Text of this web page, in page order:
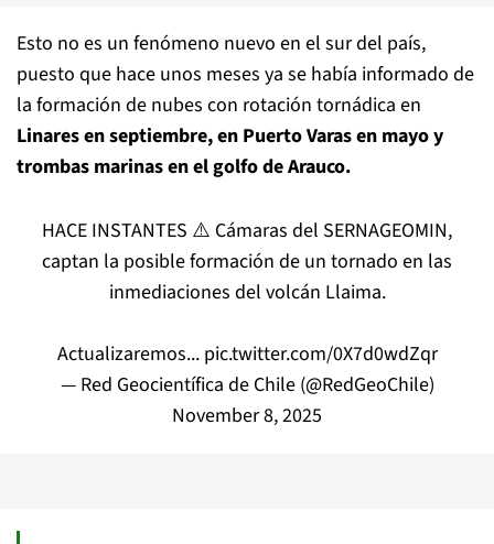
Esto no es un fenómeno nuevo en el sur del país,
puesto que hace unos meses ya se había informado de
la formación de nubes con rotación tornádica en
Linares en septiembre, en Puerto Varas en mayo y
trombas marinas en el golfo de Arauco.
HACE INSTANTES ⚠️ Cámaras del SERNAGEOMIN,
captan la posible formación de un tornado en las
inmediaciones del volcán Llaima.
Actualizaremos... pic.twitter.com/0X7d0wdZqr
— Red Geocientífica de Chile (@RedGeoChile)
November 8, 2025